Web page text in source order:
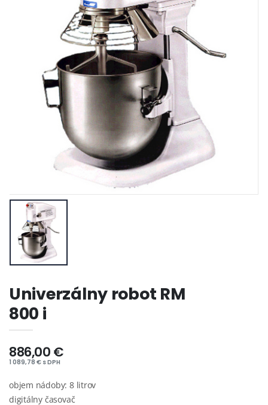
Univerzálny robot RM
800 i
886,00 €
1 089,78 € s DPH
objem nádoby: 8 litrov
digitálny časovač